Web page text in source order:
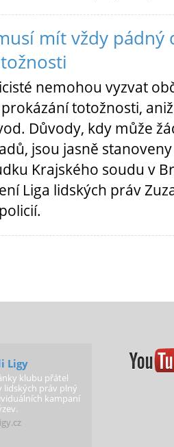
mít vždy pádný
nemohou vyzvat
totožnosti,
Důvody, kdy může
jsou jasně
Krajského soudu v
Liga lidských práv
Ligy
klubu přátel
lidských práv plný
kampaní